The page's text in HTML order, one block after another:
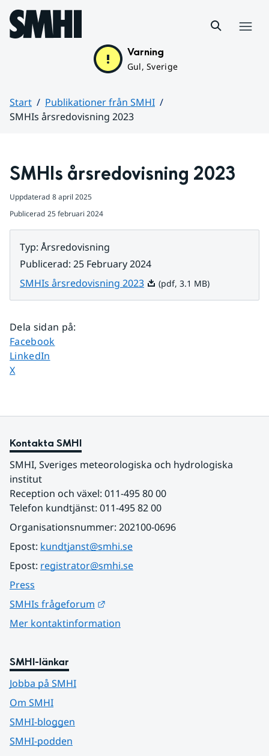
Hoppa till sidans innehåll
Varning
Gul, Sverige
Start
Publikationer från SMHI
SMHIs årsredovisning 2023
SMHIs årsredovisning 2023
Uppdaterad 8 april 2025
Publicerad 25 februari 2024
Typ: Årsredovisning
Publicerad: 25 February 2024
SMHIs årsredovisning 2023Pdf, 3.1 MB.
(pdf, 3.1 MB)
Dela sidan på:
Dela sidan på
Facebook
Dela sidan på
LinkedIn
Dela sidan på
X
Kontakta SMHI
SMHI, Sveriges meteorologiska och hydrologiska
institut
Reception och växel: 011-495 80 00
Telefon kundtjänst: 011-495 82 00
Organisationsnummer: 202100-0696
Epost: kundtjanst@smhi.se
Epost: registrator@smhi.se
Press
SMHIs frågeforum
Mer kontaktinformation
SMHI-länkar
Jobba på SMHI
Om SMHI
SMHI-bloggen
SMHI-podden